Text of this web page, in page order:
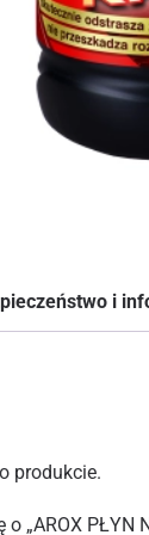
i
produkcie.
„AROX PŁYN